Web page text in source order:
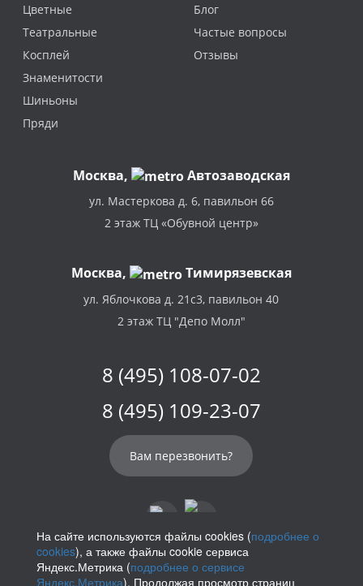
Цветные
Театральные
Косплей
Знаменитости
Шиньоны
Пряди
Блог
Частые вопросы
Отзывы
Москва, Автозаводская
ул. Мастеркова д. 6, павильон 66
2 этаж ТЦ «Обувной центр»
Москва, Тимирязевская
ул. Яблочкова д. 21с3, павильон 40
2 этаж ТЦ "Депо Молл"
8 (495) 108-07-02
8 (495) 109-23-07
Вам перезвонить?
info@parikof.ru
На сайте используются файлы cookies (подробнее о
cookies), а также файлы cookie сервиса
Яндекс.Метрика (подробнее о сервисе
Яндекс.Метрика). Продолжая просмотр страниц